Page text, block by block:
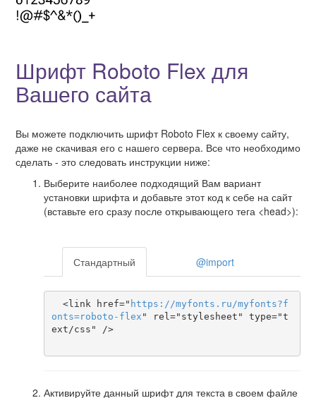
Шрифт Roboto Flex для
Вашего сайта
Вы можете подключить шрифт Roboto Flex к своему сайту,
даже не скачивая его с нашего сервера. Все что необходимо
сделать - это следовать инструкции ниже:
Выберите наиболее подходящий Вам вариант
установки шрифта и добавьте этот код к себе на сайт
(вставьте его сразу после открывающего тега <head>):
Стандартный @import
  <link href="
https ://myfonts . ru/myfonts?f
onts=roboto-flex " rel="stylesheet" type="t
ext/css" />
Активируйте данный шрифт для текста в своем файле